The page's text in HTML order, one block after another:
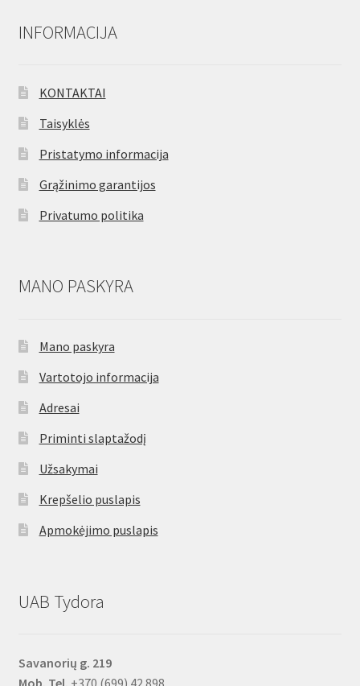
INFORMACIJA
KONTAKTAI
Taisyklės
Pristatymo informacija
Grąžinimo garantijos
Privatumo politika
MANO PASKYRA
Mano paskyra
Vartotojo informacija
Adresai
Priminti slaptažodį
Užsakymai
Krepšelio puslapis
Apmokėjimo puslapis
UAB Tydora
Savanorių g. 219